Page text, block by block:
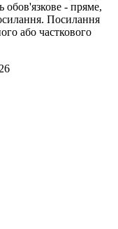
обов'язкове - пряме,
Посилання
або часткового